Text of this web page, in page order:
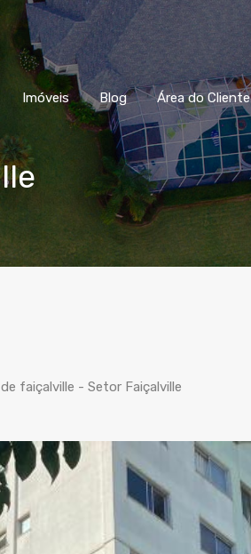
Imóveis Blog Área do Cliente
faiçalville - Setor Faiçalville